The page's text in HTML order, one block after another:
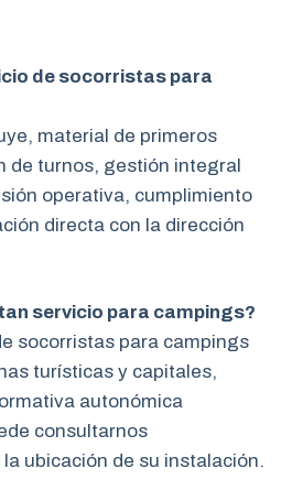
de socorristas para
material de primeros
de turnos, gestión integral
operativa, cumplimiento
directa con la dirección
servicio para campings?
socorristas para campings
turísticas y capitales,
autonómica
consultarnos
ubicación de su instalación.